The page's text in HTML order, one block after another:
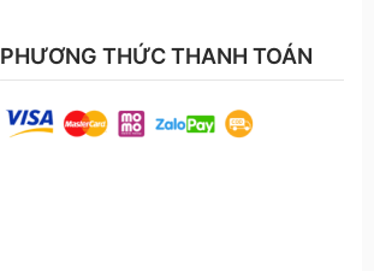
PHƯƠNG THỨC THANH TOÁN